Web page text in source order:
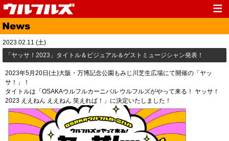
Top
Media Live
Fanclub Goods
Contact Link
2023.02.11 (土)
「ヤッサ！2023」タイトル＆ビジュアル＆ゲストミュージシャン発表！
2023年5月20日(土)大阪・万博記念公園もみじ川芝生広場にて開催の「ヤッ
サ！」！
タイトルは「OSAKAウルフルカーニバル ウルフルズがやって来る！ ヤッサ！
2023 ええねん ええねん 笑えれば！」に決定いたしました！